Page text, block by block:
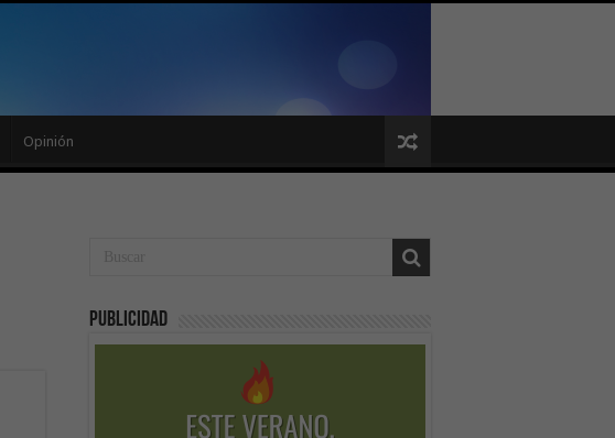
Opinión
Publicidad